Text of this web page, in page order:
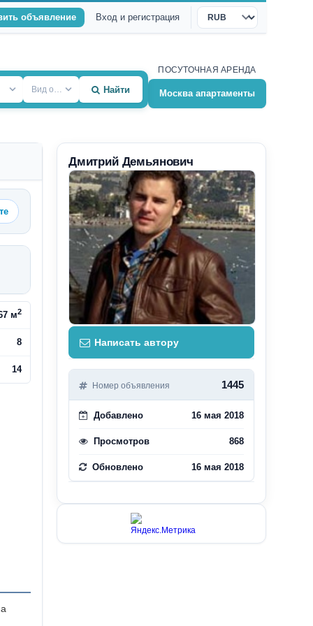
объявление Вход и регистрация
Валюта
Вид объекта Найти
ПОСУТОЧНАЯ АРЕНДА
Москва апартаменты
м2
8
14
Дмитрий Демьянович
Написать автору
Номер объявления 1445
Добавлено 16 мая 2018
Просмотров 868
Обновлено 16 мая 2018